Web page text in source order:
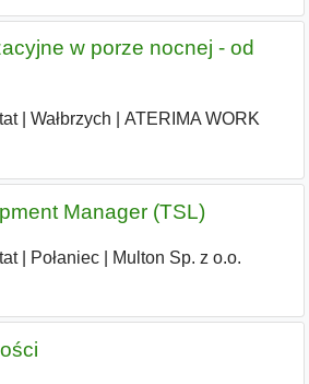
w porze nocnej - od
| Wałbrzych ATERIMA WORK
Manager (TSL)
| Połaniec| Multon Sp. z o.o.